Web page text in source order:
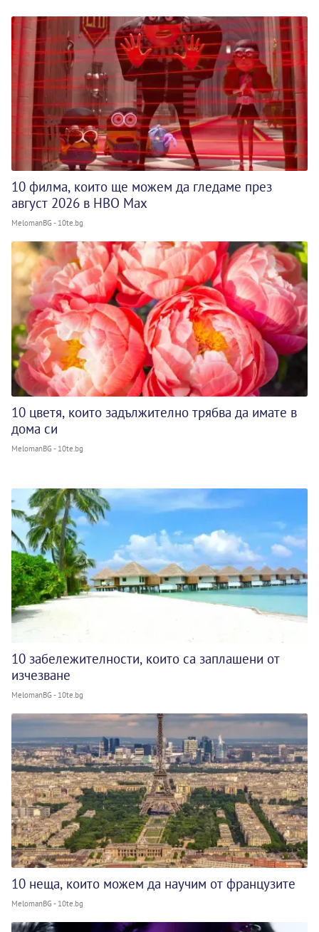
10 филма, които ще можем да гледаме през
август 2026 в HBO Max
MelomanBG - 10te.bg
10 цветя, които задължително трябва да имате в
дома си
MelomanBG - 10te.bg
10 забележителности, които са заплашени от
изчезване
MelomanBG - 10te.bg
10 неща, които можем да научим от французите
MelomanBG - 10te.bg